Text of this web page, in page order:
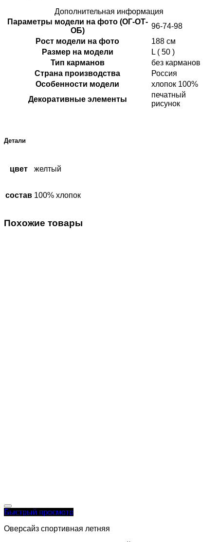
Дополнительная информация
Параметры модели на фото (ОГ-ОТ-
ОБ)
96-74-98
Рост модели на фото
188 см
Размер на модели
L ( 50 )
Тип карманов
без карманов
Страна производства
Россия
Особенности модели
хлопок 100%
Декоративные элементы
печатный
рисунок
Детали
цвет желтый
состав 100% хлопок
Похожие товары
Быстрый просмотр
Оверсайз спортивная летняя